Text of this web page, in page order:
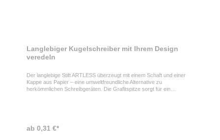
Langlebiger Kugelschreiber mit Ihrem Design
veredeln
Der langlebige Stift ARTLESS überzeugt mit einem Schaft und einer
Kappe aus Papier – eine umweltfreundliche Alternative zu
herkömmlichen Schreibgeräten. Die Grafitspitze sorgt für ein
MO6730-13 mit Schaft und Kappe aus Papier. Schreibspitze aus
ab 0,31 €*